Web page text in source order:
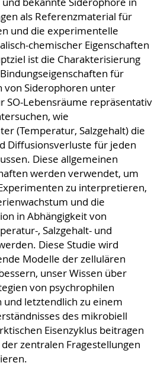
als Referenzmaterial für
und die experimentelle
chemischer Eigenschaften
ist die Charakterisierung
für
von Siderophoren unter
SO-Lebensräume repräsentativ
wie
(Temperatur, Salzgehalt) die
Diffusionsverluste für jeden
Diese allgemeinen
werden verwendet, um
zu interpretieren,
und die
in Abhängigkeit von
, Salzgehalt- und
Diese Studie wird
Modelle der zellulären
unser Wissen über
von psychrophilen
letztendlich zu einem
des mikrobiell
Eisenzyklus beitragen
zentralen Fragestellungen